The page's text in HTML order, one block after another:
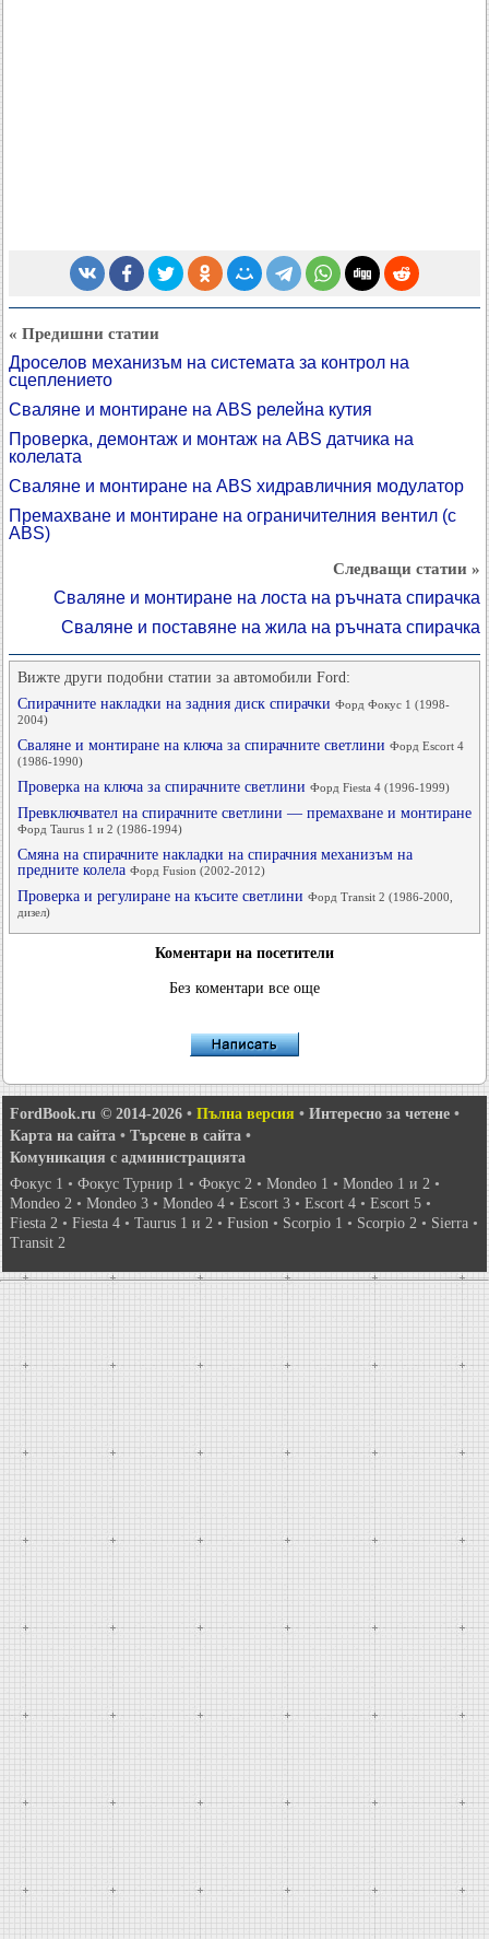
« Предишни статии
Дроселов механизъм на системата за контрол на
сцеплението
Сваляне и монтиране на ABS релейна кутия
Проверка, демонтаж и монтаж на ABS датчика на
колелата
Сваляне и монтиране на ABS хидравличния модулатор
Премахване и монтиране на ограничителния вентил (с
ABS)
Следващи статии »
Сваляне и монтиране на лоста на ръчната спирачка
Сваляне и поставяне на жила на ръчната спирачка
Вижте други подобни статии за автомобили Ford:
Спирачните накладки на задния диск спирачки Форд Фокус 1 (1998-
2004)
Сваляне и монтиране на ключа за спирачните светлини Форд Escort 4
(1986-1990)
Проверка на ключа за спирачните светлини Форд Fiesta 4 (1996-1999)
Превключвател на спирачните светлини — премахване и монтиране
Форд Taurus 1 и 2 (1986-1994)
Смяна на спирачните накладки на спирачния механизъм на
предните колела Форд Fusion (2002-2012)
Проверка и регулиране на късите светлини Форд Transit 2 (1986-2000,
дизел)
Коментари на посетители
Без коментари все още
FordBook.ru © 2014-2026 • Пълна версия • Интересно за четене •
Карта на сайта • Търсене в сайта •
Комуникация с администрацията
Фокус 1 • Фокус Турнир 1 • Фокус 2 • Mondeo 1 • Mondeo 1 и 2 •
Mondeo 2 • Mondeo 3 • Mondeo 4 • Escort 3 • Escort 4 • Escort 5 •
Fiesta 2 • Fiesta 4 • Taurus 1 и 2 • Fusion • Scorpio 1 • Scorpio 2 • Sierra •
Transit 2